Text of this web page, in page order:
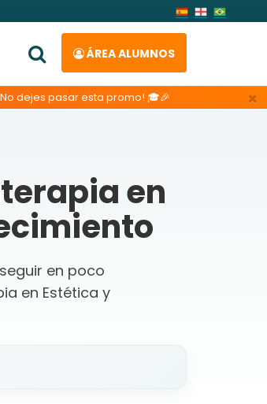
ÁREA ALUMNOS
×
dejes pasar esta promo! 🎓🎉
en
en poco
en Estética y